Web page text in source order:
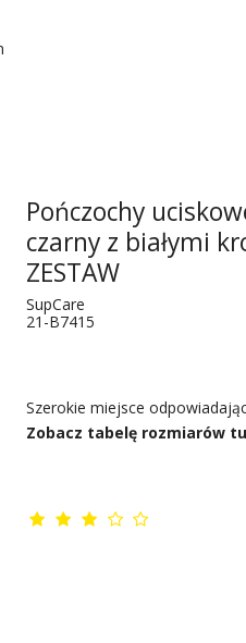
Pończochy
czarny z białymi
ZESTAW
SupCare
21-B7415
Szerokie miejsce
Zobacz tabelę rozmiarów